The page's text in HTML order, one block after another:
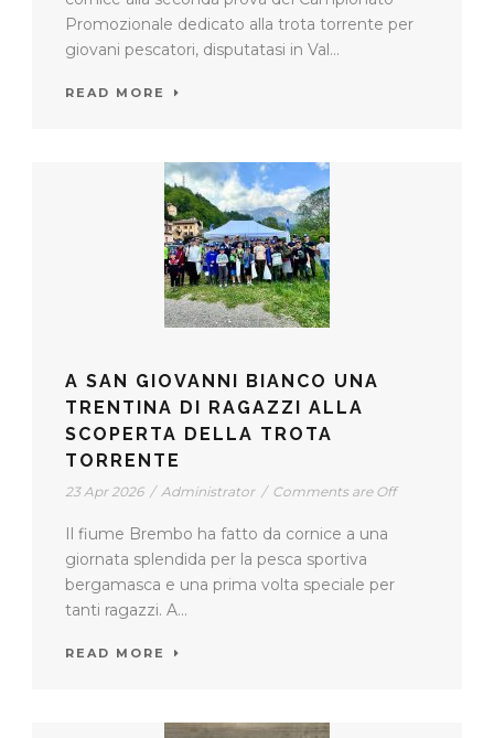
Promozionale dedicato alla trota torrente per
giovani pescatori, disputatasi in Val...
READ MORE
A SAN GIOVANNI BIANCO UNA
TRENTINA DI RAGAZZI ALLA
SCOPERTA DELLA TROTA
TORRENTE
23 Apr 2026 / Administrator / Comments are Off
Il fiume Brembo ha fatto da cornice a una
giornata splendida per la pesca sportiva
bergamasca e una prima volta speciale per
tanti ragazzi. A...
READ MORE